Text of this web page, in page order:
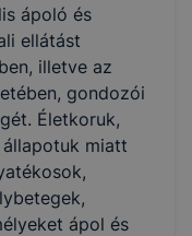
ápoló és
ellátást
illetve az
gondozói
Életkoruk,
miatt
ápol és